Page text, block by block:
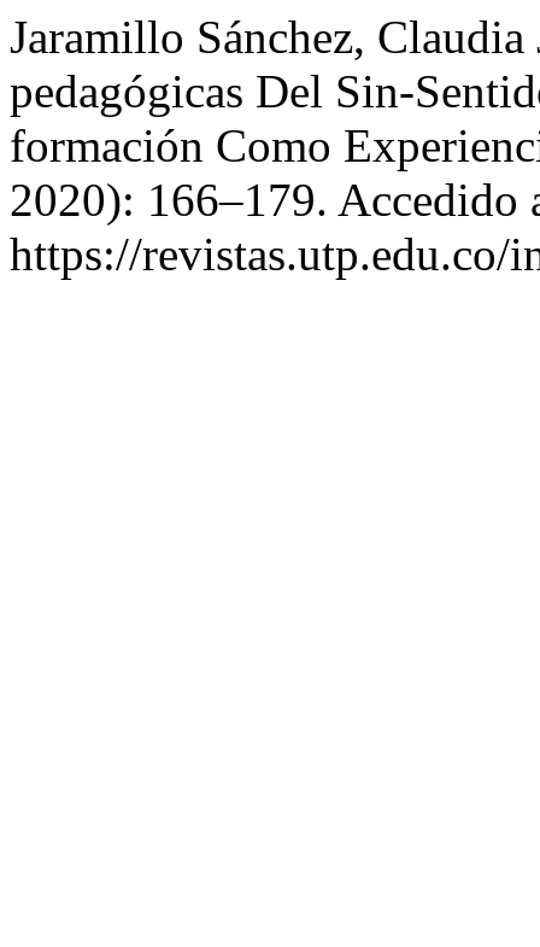
Jaramillo Sánchez, Claudia
pedagógicas Del Sin-
formación Como
2020): 166–179. Accedido
https://revistas.utp.edu.co/